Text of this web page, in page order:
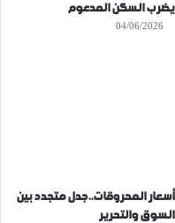
يضرب السكن المدعوم
04/06/2026
أسعار المحروقات..جدل متجدد بين
السوق والتحرير